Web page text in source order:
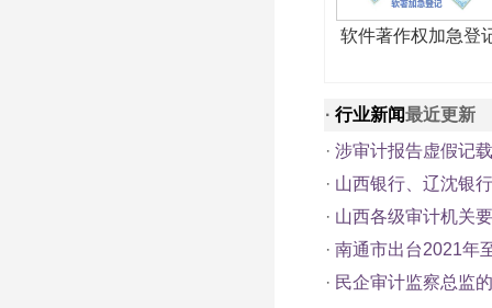
软件著作权加急登
· 行业新闻最近更新
· 涉审计报告虚假记
· 山西银行、辽沈银
· 山西各级审计机关
· 南通市出台2021年
· 民企审计监察总监